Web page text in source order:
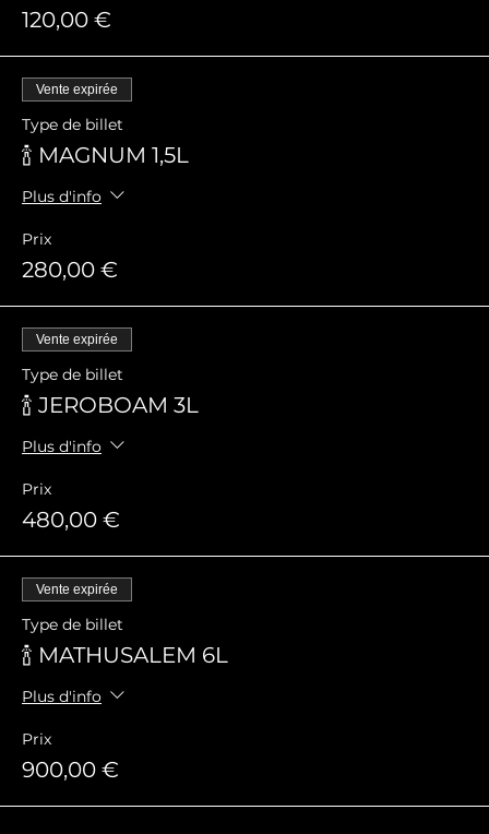
120,00 €
Vente expirée
Type de billet
🍾 MAGNUM 1,5L
Plus d'info
Prix
280,00 €
Vente expirée
Type de billet
🍾 JEROBOAM 3L
Plus d'info
Prix
480,00 €
Vente expirée
Type de billet
🍾 MATHUSALEM 6L
Plus d'info
Prix
900,00 €